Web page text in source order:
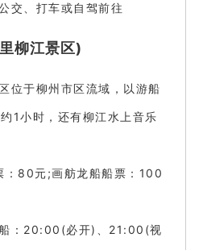
交、打车或自驾前往
柳江景区)
位于柳州市区流域，以游船
1小时，还有柳江水上音乐
：80元;画舫龙船船票：100
：20:00(必开)、21:00(视